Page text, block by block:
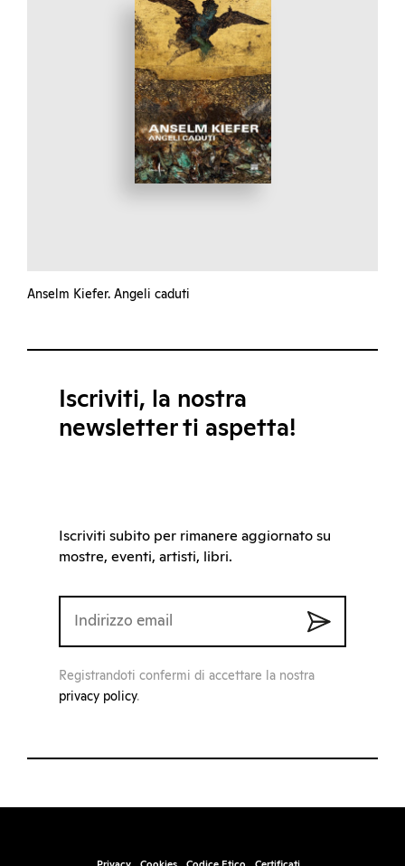
Anselm Kiefer. Angeli caduti
Iscriviti, la nostra
newsletter ti aspetta!
Iscriviti subito per rimanere aggiornato su
mostre, eventi, artisti, libri.
Registrandoti confermi di accettare la nostra
privacy policy.